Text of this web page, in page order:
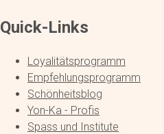
Quick-Links
Loyalitätsprogramm
Empfehlungsprogramm
Schönheitsblog
Yon-Ka - Profis
Spass und Institute